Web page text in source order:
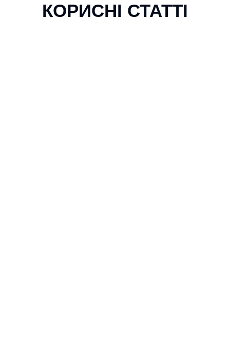
КОРИСНІ СТАТТІ